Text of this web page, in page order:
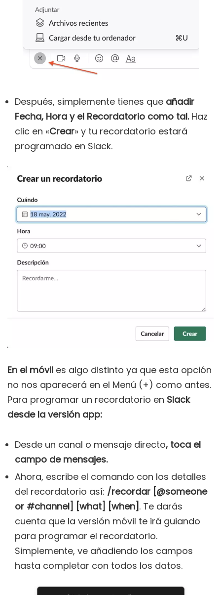
Después, simplemente tienes que añadir
Fecha, Hora y el Recordatorio como tal. Haz
clic en «Crear» y tu recordatorio estará
programado en Slack.
En el móvil es algo distinto ya que esta opción
no nos aparecerá en el Menú (+) como antes.
Para programar un recordatorio en Slack
desde la versión app:
Desde un canal o mensaje directo, toca el
campo de mensajes.
Ahora, escribe el comando con los detalles
del recordatorio así: /recordar [@someone
or #channel] [what] [when] . Te darás
cuenta que la versión móvil te irá guiando
para programar el recordatorio.
Simplemente, ve añadiendo los campos
hasta completar con todos los datos.